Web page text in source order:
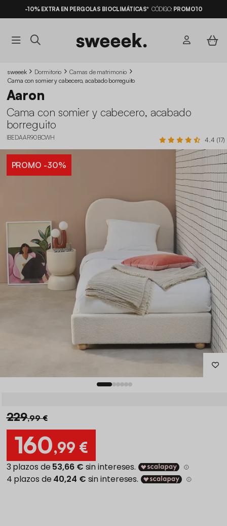
-10% EXTRA EN PERGOLAS BIOCLIMÁTICAS* CÓDIGO: PROMO10
sweeek Dormitorio
Camas de matrimonio
Cama con somier y cabecero, acabado borreguito
Aaron
Cama con somier y cabecero, acabado
borreguito
IBEDAAR90BCWH 4.4 (17)
PROMO -30%
229,99 €
160,99 €